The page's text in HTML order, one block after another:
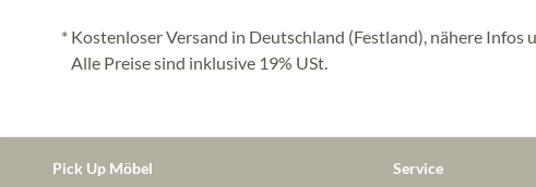
* Kostenloser Versand in Deutschland (Festland), nähere Infos
Alle Preise sind inklusive 19% USt.
Pick Up Möbel Service